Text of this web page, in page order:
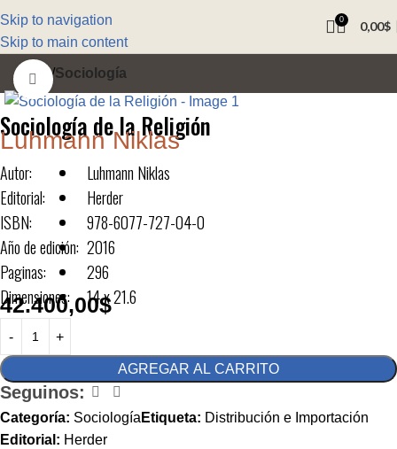
Skip to navigation
Skip to main content
0 0,00$
Inicio Sociología
Click to enlarge
Sociología de la Religión
Luhmann Niklas
Autor:
Editorial:
ISBN:
Año de edición:
Paginas:
Dimensiones:
Luhmann Niklas
Herder
978-6077-727-04-0
2016
296
14 x 21.6
42.400,00$
AGREGAR AL CARRITO
Seguinos:
Categoría: Sociología Etiqueta: Distribución e Importación
Editorial: Herder